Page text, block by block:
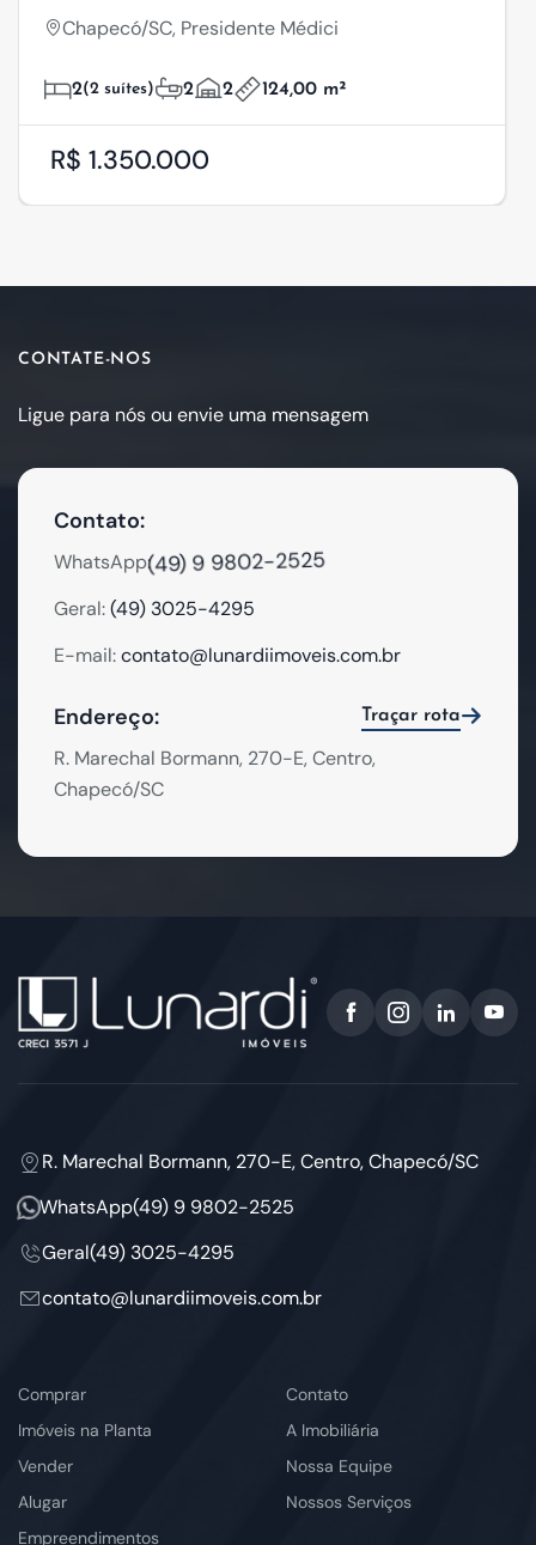
Chapecó/SC, Presidente Médici
2(2 suítes) 2 2 124,00 m²
R$ 1.350.000
CONTATE-NOS
Ligue para nós ou envie uma mensagem
Contato:
WhatsApp:(49) 9 9802-2525
Geral:(49) 3025-4295
E-mail:contato@lunardiimoveis.com.br
Endereço: Traçar rota
R. Marechal Bormann, 270-E, Centro,
Chapecó/SC
R. Marechal Bormann, 270-E, Centro, Chapecó/SC
WhatsApp(49) 9 9802-2525
Geral(49) 3025-4295
contato@lunardiimoveis.com.br
Comprar
Imóveis na Planta
Vender
Alugar
Empreendimentos
Contato
A Imobiliária
Nossa Equipe
Nossos Serviços